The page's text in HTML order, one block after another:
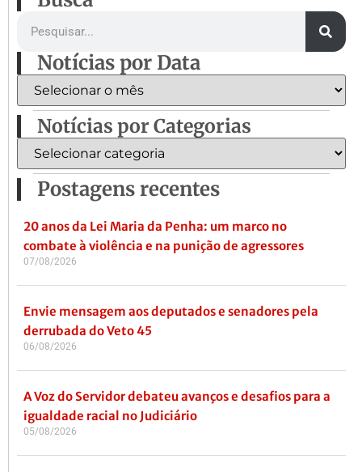
Notícias por Data
Notícias por Categorias
Postagens recentes
20 anos da Lei Maria da Penha: um marco no
combate à violência e na punição de agressores
07/08/2026
Envie mensagem aos deputados e senadores pela
derrubada do Veto 45
06/08/2026
A Voz do Servidor debateu avanços e desafios para a
igualdade racial no Judiciário
05/08/2026